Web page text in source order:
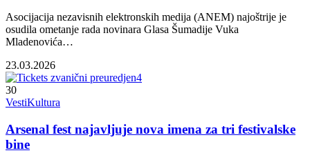
Asocijacija nezavisnih elektronskih medija (ANEM) najoštrije je
osudila ometanje rada novinara Glasa Šumadije Vuka
Mladenovića…
23.03.2026
30
VestiKultura
Arsenal fest najavljuje nova imena za tri festivalske
bine